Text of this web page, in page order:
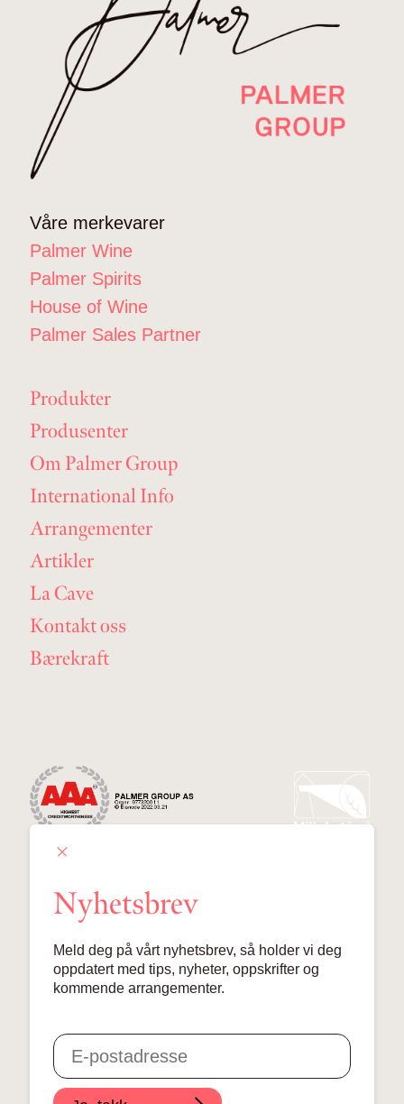
Våre merkevarer
Palmer Wine
Palmer Spirits
House of Wine
Palmer Sales Partner
Produkter
Produsenter
Om Palmer Group
International Info
Arrangementer
Artikler
La Cave
Kontakt oss
Bærekraft
Lille Grensen 7, 0159 Oslo
© 2024 Palmer Group AS
Nyhetsbrev
Meld deg på vårt nyhetsbrev, så holder vi deg
oppdatert med tips, nyheter, oppskrifter og
kommende arrangementer.